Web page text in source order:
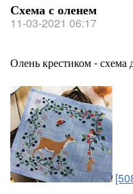
Схема с оленем
11-03-2021 06:17
Олень крестиком -